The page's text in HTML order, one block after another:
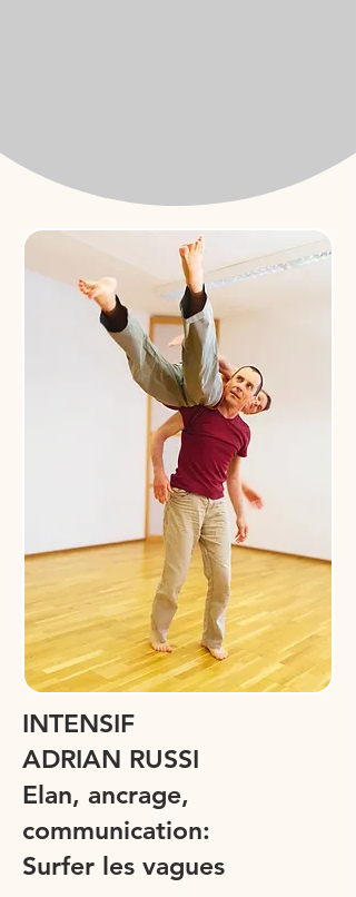
INTENSIF
ADRIAN RUSSI
Elan, ancrage,
communication:
Surfer les vagues